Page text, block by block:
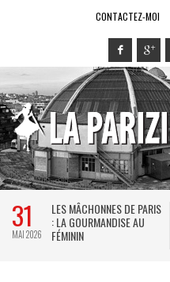
CONTACTEZ-MOI
31
MAI 2026
LES MÂCHONNES DE PARIS
: LA GOURMANDISE AU
FÉMININ